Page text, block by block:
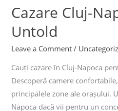
Cazare Cluj-
Untold
Leave a Comment /
Cauți cazare în Cluj-Napoca
Descoperă camere
principalele zone ale orașului.
Napoca dacă vii pentru un